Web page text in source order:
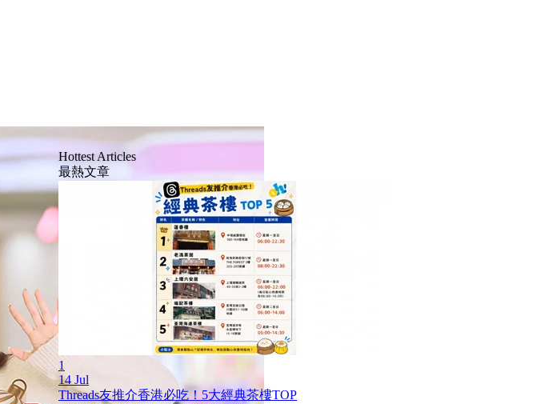
Hottest Articles
最熱文章
1
14 Jul
Threads友推介香港必吃！5大經典茶樓TOP